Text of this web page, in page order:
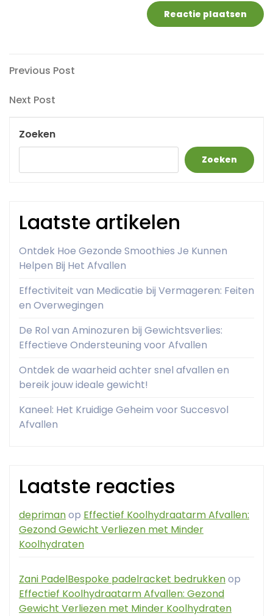
Berichtnavigatie
Previous
Previous Post
Next
Next Post
Zoeken
Zoeken
Laatste artikelen
Ontdek Hoe Gezonde Smoothies Je Kunnen
Helpen Bij Het Afvallen
Effectiviteit van Medicatie bij Vermageren: Feiten
en Overwegingen
De Rol van Aminozuren bij Gewichtsverlies:
Effectieve Ondersteuning voor Afvallen
Ontdek de waarheid achter snel afvallen en
bereik jouw ideale gewicht!
Kaneel: Het Kruidige Geheim voor Succesvol
Afvallen
Laatste reacties
deprimanop Effectief Koolhydraatarm Afvallen:
Gezond Gewicht Verliezen met Minder
Koolhydraten
Zani PadelBespoke padelracket bedrukkenop
Effectief Koolhydraatarm Afvallen: Gezond
Gewicht Verliezen met Minder Koolhydraten